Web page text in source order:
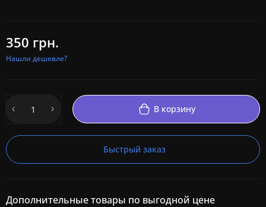
350 грн.
Нашли дешевле?
В корзину
Быстрый заказ
Дополнительные товары по выгодной цене